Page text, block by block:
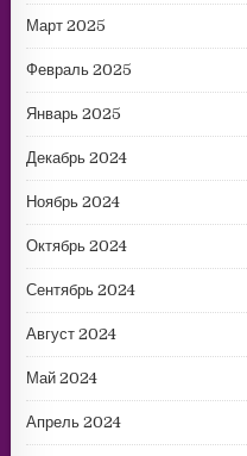
Март 2025
Февраль 2025
Январь 2025
Декабрь 2024
Ноябрь 2024
Октябрь 2024
Сентябрь 2024
Август 2024
Май 2024
Апрель 2024